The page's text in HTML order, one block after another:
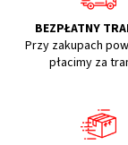
BEZPŁATNY
Przy zakupach
płacimy za